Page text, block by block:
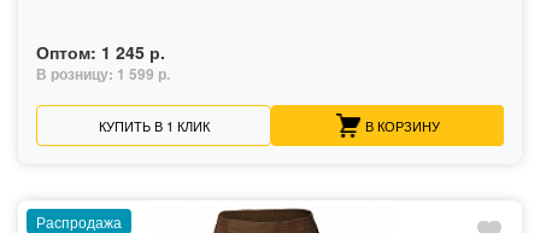
Оптом: 1 245 р.
В розницу: 1 599 р.
КУПИТЬ В 1 КЛИК В КОРЗИНУ
Распродажа